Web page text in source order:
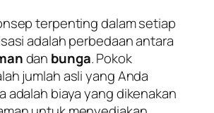
terpenting dalam setiap
adalah perbedaan antara
dan bunga. Pokok
jumlah asli yang Anda
adalah biaya yang dikenakan